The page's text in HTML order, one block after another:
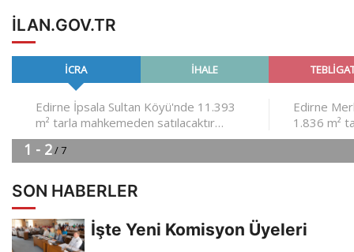
ILAN.GOV.TR
SON HABERLER
İşte Yeni Komisyon Üyeleri